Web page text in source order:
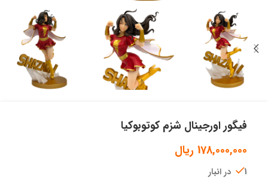
فیگور اورجینال شزم کوتوبوکیا
178,000,000 ریال
1 در انبار